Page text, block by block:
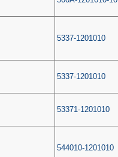
5337-1201010
5337-1201010
53371-1201010
544010-1201010